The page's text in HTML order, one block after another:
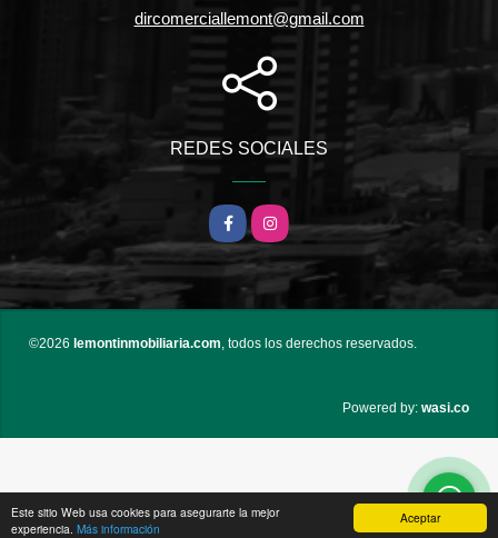
Aceptar
Este sitio Web usa cookies para asegurarte la mejor
experiencia. Más información
dircomerciallemont@gmail.com
REDES SOCIALES
Facebook
Instagram
©2026 lemontinmobiliaria.com, todos los derechos reservados.
Powered by: wasi.co